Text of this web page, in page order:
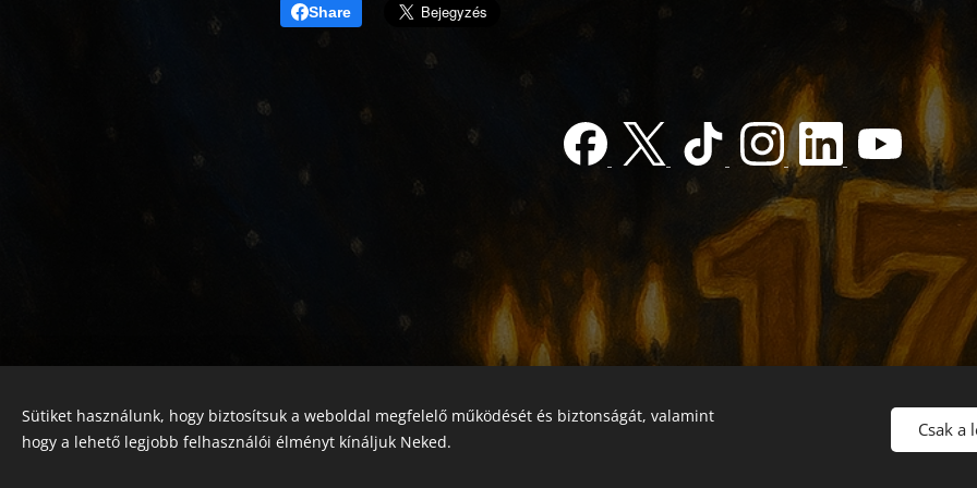
Share
© 2022 Jótékonyság alapítvány
Registration number 01-01-0013812
Sütiket használunk, hogy biztosítsuk a weboldal megfelelő működését és biztonságát, valamint
hogy a lehető legjobb felhasználói élményt kínáljuk Neked.
Csak a